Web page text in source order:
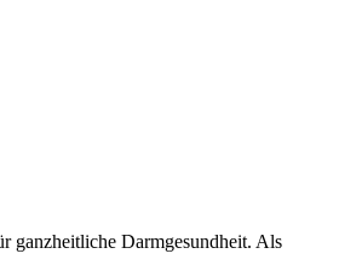
ganzheitliche Darmgesundheit. Als